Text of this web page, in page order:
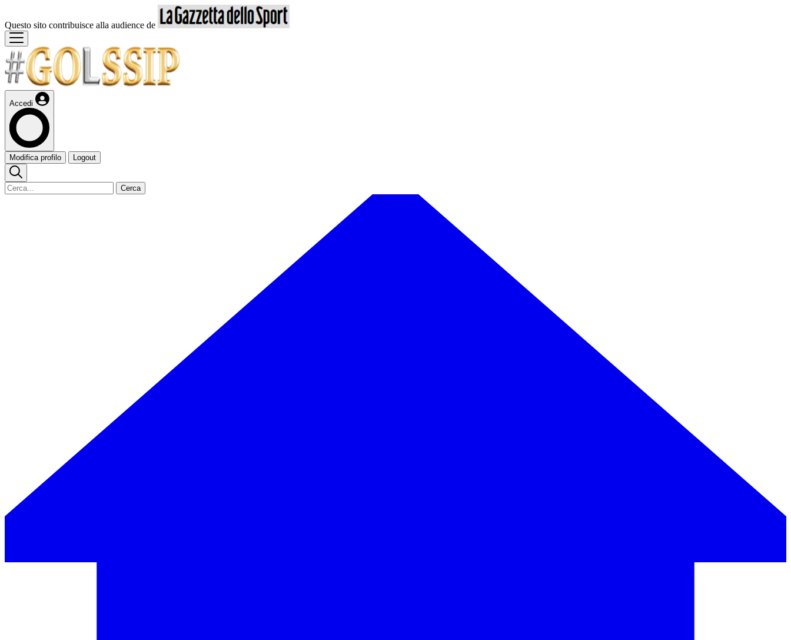
Questo sito contribuisce alla audience de
Accedi
Modifica profilo Logout
Cerca